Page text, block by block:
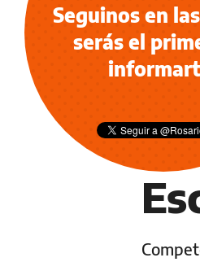
LITERATURA
Seguinos en
serás el